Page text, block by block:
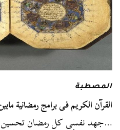
المصطبة
القرآن الكريم فى برامج رمضانية
…جهد نفسى كل رمضان تحسين